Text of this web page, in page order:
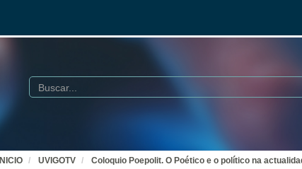
Buscar
INICIO UVIGOTV Coloquio Poepolit. O Poético e o político na